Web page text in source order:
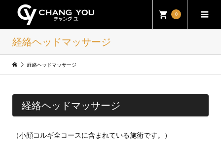
0
経絡ヘッドマッサージ
経絡ヘッドマッサージ
経絡ヘッドマッサージ
（小顔コルギ全コースに含まれている施術です。）